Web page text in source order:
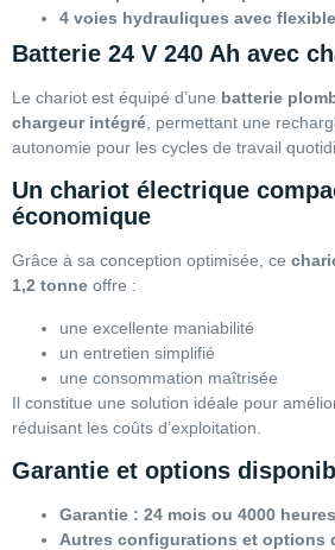
4 voies hydrauliques avec
Batterie 24 V 240 Ah avec
Le chariot est équipé d’une batterie
chargeur intégré , permettant une
autonomie pour les cycles de travail
Un chariot électrique
économique
Grâce à sa conception optimisée, ce
1,2 tonne offre :
une excellente maniabilité
un entretien simplifié
une consommation maîtrisée
Il constitue une solution idéale pour
réduisant les coûts d’exploitation.
Garantie et options
Garantie : 24 mois ou 4000
Autres configurations et options